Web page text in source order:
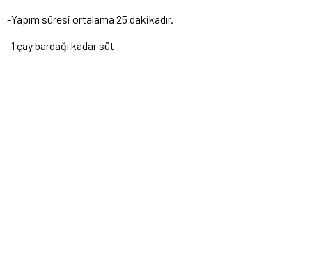
-Yapım süresi ortalama 25 dakikadır.
-1 çay bardağı kadar süt